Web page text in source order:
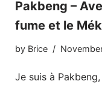
Pakbeng –
fume et le
by Brice
Je suis à